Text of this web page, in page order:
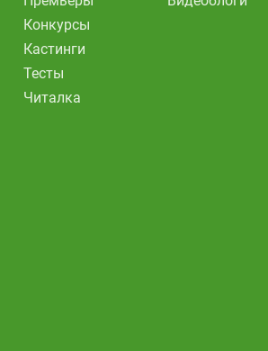
Конкурсы
Кастинги
Тесты
Читалка